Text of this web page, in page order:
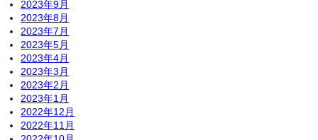
2023年9月
2023年8月
2023年7月
2023年5月
2023年4月
2023年3月
2023年2月
2023年1月
2022年12月
2022年11月